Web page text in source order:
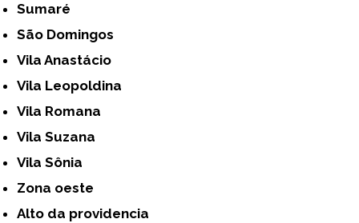
Sumaré
São Domingos
Vila Anastácio
Vila Leopoldina
Vila Romana
Vila Suzana
Vila Sônia
Zona oeste
alto da providencia